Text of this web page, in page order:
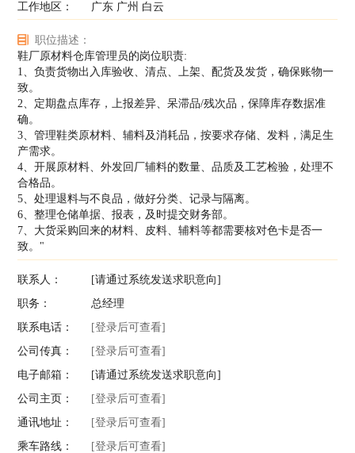
工作地区：
广东 广州 白云
职位描述：
鞋厂原材料仓库管理员的岗位职责:
1、负责货物出入库验收、清点、上架、配货及发货，确保账物一
致。
2、定期盘点库存，上报差异、呆滞品/残次品，保障库存数据准
确。
3、管理鞋类原材料、辅料及消耗品，按要求存储、发料，满足生
产需求。
4、开展原材料、外发回厂辅料的数量、品质及工艺检验，处理不
合格品。
5、处理退料与不良品，做好分类、记录与隔离。
6、整理仓储单据、报表，及时提交财务部。
7、大货采购回来的材料、皮料、辅料等都需要核对色卡是否一
致。"
联系人：
[请通过系统发送求职意向]
职务：
总经理
联系电话：
[登录后可查看]
公司传真：
[登录后可查看]
电子邮箱：
[请通过系统发送求职意向]
公司主页：
[登录后可查看]
通讯地址：
[登录后可查看]
乘车路线：
[登录后可查看]